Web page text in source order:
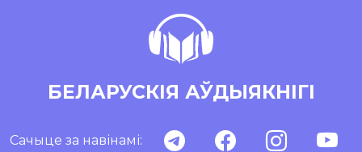
БЕЛАРУСКІЯ АЎДЫЯКНІГІ
Сачыце за навінамі: